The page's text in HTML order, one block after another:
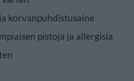
korvanpuhdistusaine
pistoja ja allergisia